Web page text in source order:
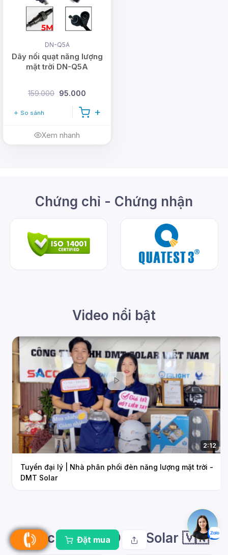
DN-Q5A
Dây nối quạt năng lượng
mặt trời DN-Q5A
159.000 95.000
So sánh
Xem nhanh
Đặt mua
Chứng chỉ - Chứng nhận
Video nổi bật
2:12
Tuyển đại lý | Nhà phân phối đèn năng lượng mặt trời -
DMT Solar
Báo chí nói về DMT Solar 🇻🇳